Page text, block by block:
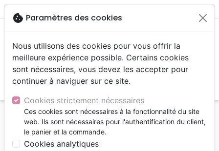
menu
Accueil Livres
Commentaires
Comprendre la Genèse
cookie Paramètres des cookies
Nous utilisons des cookies pour vous offrir la
meilleure expérience possible. Certains cookies
sont nécessaires, vous devez les accepter pour
continuer à naviguer sur ce site.
Cookies strictement nécessaires
Ces cookies sont nécessaires à la fonctionnalité du site
web. Ils sont nécessaires pour l'authentification du client,
le panier et la commande.
Cookies analytiques